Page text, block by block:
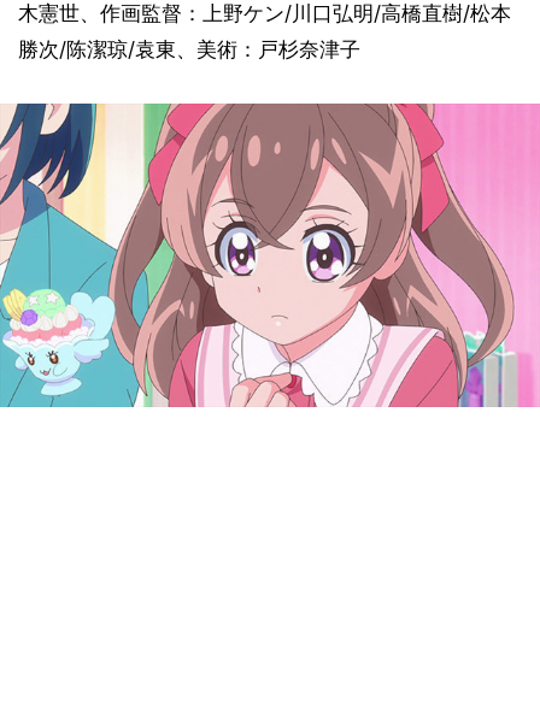
木憲世、作画監督：上野ケン/川口弘明/高橋直樹/松本
勝次/陈潔琼/袁東、美術：戸杉奈津子